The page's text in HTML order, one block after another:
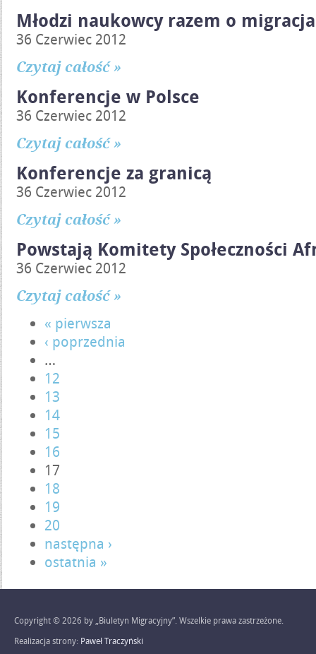
Młodzi naukowcy razem o
36 Czerwiec 2012
Czytaj całość »
Konferencje w Polsce
36 Czerwiec 2012
Czytaj całość »
Konferencje za granicą
36 Czerwiec 2012
Czytaj całość »
Powstają Komitety Społeczności
36 Czerwiec 2012
Czytaj całość »
« pierwsza
‹ poprzednia
…
12
13
14
15
16
17
18
19
20
następna ›
ostatnia »
Copyright © 2026 by „Biuletyn Migracyjny”. Wszelkie prawa zastrzeżone.
Realizacja strony: Paweł Traczyński